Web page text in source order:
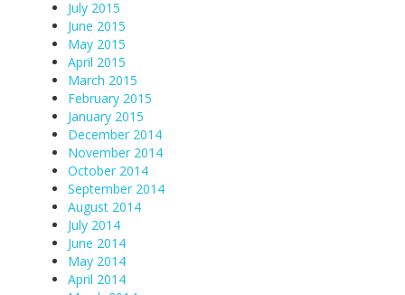
July 2015
June 2015
May 2015
April 2015
March 2015
February 2015
January 2015
December 2014
November 2014
October 2014
September 2014
August 2014
July 2014
June 2014
May 2014
April 2014